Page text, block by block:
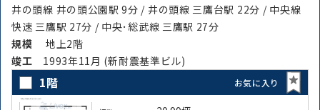
井の頭線 井の頭公園駅 9分 / 井の頭線 三鷹台駅 22分 / 中央線
快速 三鷹駅 27分 / 中央･総武線 三鷹駅 27分
規模
地上2階
竣⼯ 1993年11月 (新耐震基準ビル)
1階 お気に入り